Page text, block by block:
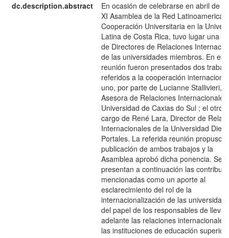
dc.description.abstract
En ocasión de celebrarse en abril de
XI Asamblea de la Red
Cooperación Universitaria en la
Latina de Costa Rica, tuvo lugar una
de Directores de Relaciones
de las universidades miembros. En esa
reunión fueron presentados dos
referidos a la cooperación
uno, por parte de Lucianne Stallivieri,
Asesora de Relaciones
Universidad de Caxias do Sul ; el otro,
cargo de René Lara, Director de
Internacionales de la Universidad
Portales. La referida reunión propuso
publicación de ambos trabajos y la
Asamblea aprobó dicha ponencia. Se
presentan a continuación las
mencionadas como un aporte al
esclarecimiento del rol de la
internacionalización de las
del papel de los responsables de llevar
adelante las relaciones internacionales
las instituciones de educación superior.